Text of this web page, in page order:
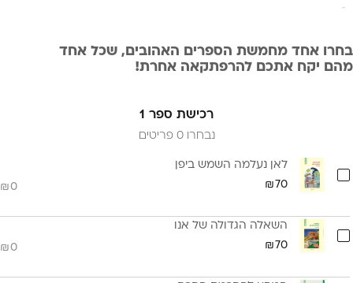
בחרו אחד מחמשת הספרים האהובים, שכל אחד
מהם יקח אתכם להרפתקאה אחרת!
להקדשה אישית, אנא רשמו שמות בהערות.
משלוח לכל רחבי הארץ תוך 5 ימי עסקים באמצעות דואר
ישראל.
רכישת ספר 1
נבחרו 0 פריטים
לאן נעלמה השמש ביפן
70
0
השאלה הגדולה של אנו
70
0